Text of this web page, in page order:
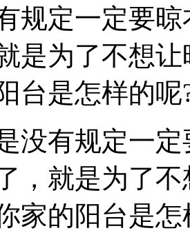
规定一定要
是为了不想
台是怎样的
有规定一定
，就是为了
家的阳台是